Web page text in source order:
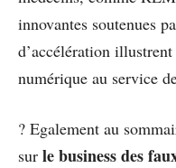
innovantes soutenues
d’accélération
numérique au service
? Egalement au
sur le business des